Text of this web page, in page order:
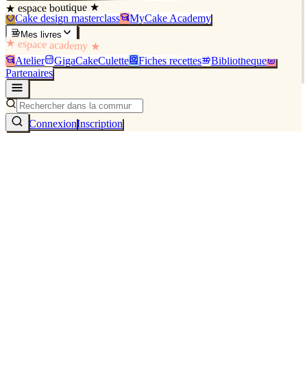
★ espace boutique ★
Cake design masterclass MyCake Academy
Mes livres
★ espace academy ★
Atelier GigaCakeCulette Fiches recettes
Bibliothèque
Partenaires
ConnexionInscription